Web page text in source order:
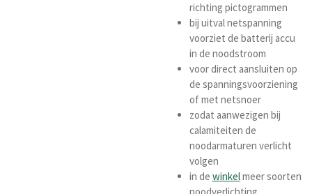
richting pictogrammen
bij uitval netspanning
voorziet de batterij accu
in de noodstroom
voor direct aansluiten op
de spanningsvoorziening
of met netsnoer
zodat aanwezigen bij
calamiteiten de
noodarmaturen verlicht
volgen
in de winkelmeer soorten